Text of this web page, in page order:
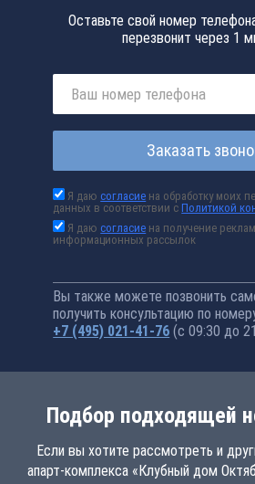
Оставьте свой номер
перезвонит через 1
Заказать
Я даюсогласие на обработку моих
данных в соответствии сПолитикой
Я даюсогласие на получение
информационных рассылок
Вы также можете позвонить
получить консультацию по
+7 (495) 021-41-76 (с 09:30 до
Подбор подходящей
Если вы хотите рассмотреть и
апарт-комплекса «Клубный дом